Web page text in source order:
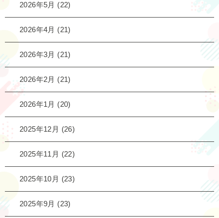
2026年5月 (22)
2026年4月 (21)
2026年3月 (21)
2026年2月 (21)
2026年1月 (20)
2025年12月 (26)
2025年11月 (22)
2025年10月 (23)
2025年9月 (23)